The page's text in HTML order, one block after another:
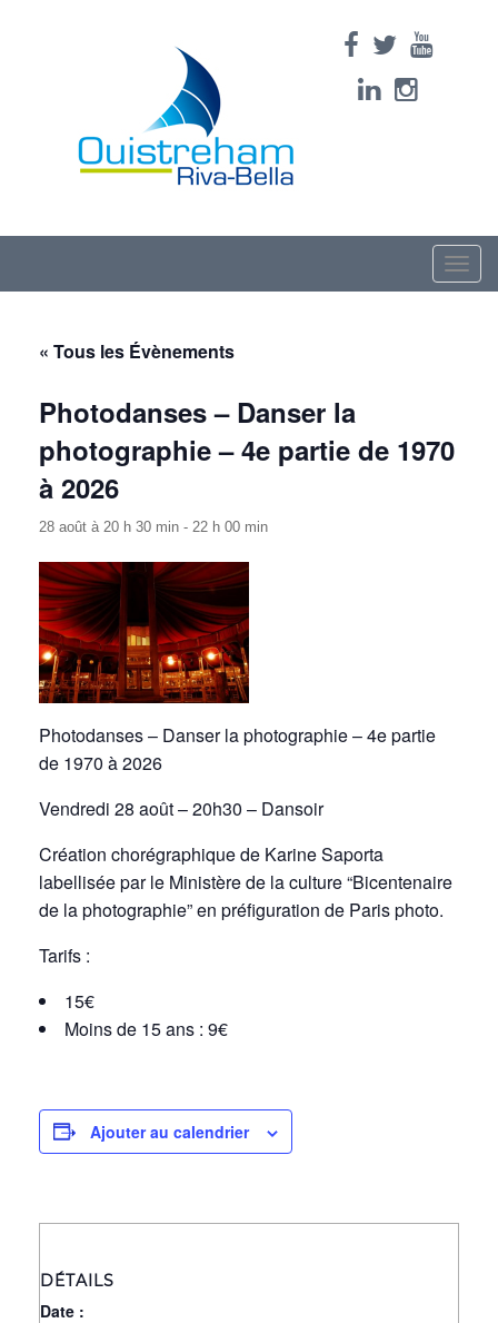
Toggle
« Tous les Évènements
Photodanses – Danser la
photographie – 4e partie de 1970
à 2026
28 août à 20 h 30 min - 22 h 00 min
Photodanses – Danser la photographie – 4e partie
de 1970 à 2026
Vendredi 28 août – 20h30 – Dansoir
Création chorégraphique de Karine Saporta
labellisée par le Ministère de la culture “Bicentenaire
de la photographie” en préfiguration de Paris photo.
Tarifs :
15€
Moins de 15 ans : 9€
Ajouter au calendrier
DÉTAILS
Date :